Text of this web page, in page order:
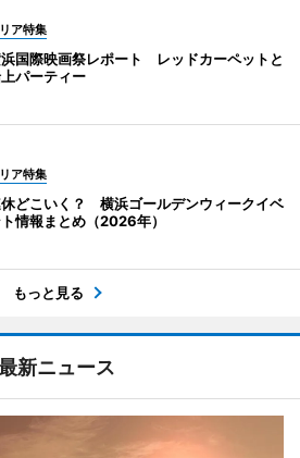
ア特集
国際映画祭レポート レッドカーペットと
パーティー
ア特集
どこいく？ 横浜ゴールデンウィークイベ
情報まとめ（2026年）
もっと見る
新ニュース